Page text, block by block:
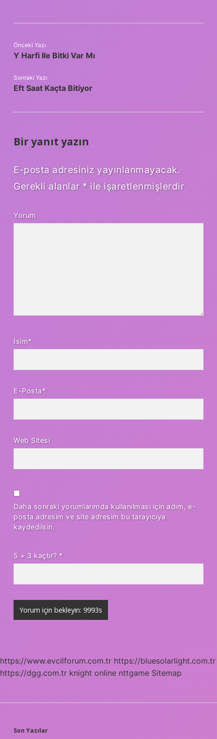
Önceki Yazı
Y Harfi Ile Bitki Var Mı
Sonraki Yazı
Eft Saat Kaçta Bitiyor
Bir yanıt yazın
E-posta adresiniz yayınlanmayacak.
Gerekli alanlar * ile işaretlenmişlerdir
Yorum
İsim*
E-Posta*
Web Sitesi
Daha sonraki yorumlarımda kullanılması için adım, e-
posta adresim ve site adresim bu tarayıcıya
kaydedilsin.
5 + 3 kaçtır? *
https://www.evcilforum.com.tr https://bluesolarlight.com.tr
https://dgg.com.tr knight online nttgame Sitemap
Son Yazılar